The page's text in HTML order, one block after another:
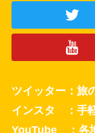
ツイッター：旅
インスタ ：手
YouTube ：各